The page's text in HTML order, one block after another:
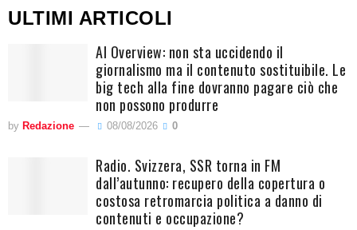
ULTIMI ARTICOLI
AI Overview: non sta uccidendo il
giornalismo ma il contenuto sostituibile. Le
big tech alla fine dovranno pagare ciò che
non possono produrre
by Redazione 08/08/2026 0
Radio. Svizzera, SSR torna in FM
dall’autunno: recupero della copertura o
costosa retromarcia politica a danno di
contenuti e occupazione?